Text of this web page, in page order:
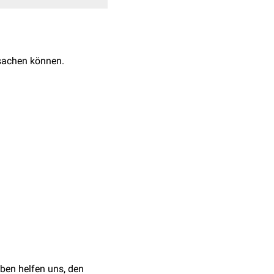
können.
über max. 24
helfen uns, den